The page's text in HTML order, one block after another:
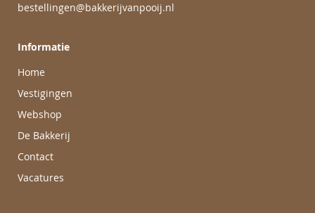
bestellingen@bakkerijvanpooij.nl
Informatie
Home
Vestigingen
Webshop
De Bakkerij
Contact
Vacatures